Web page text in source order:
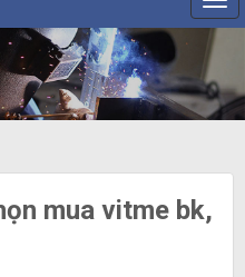
mua vitme bk,